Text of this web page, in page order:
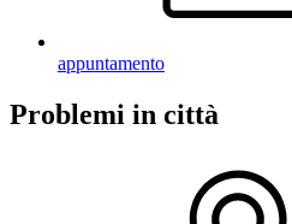
appuntamento
Problemi in città